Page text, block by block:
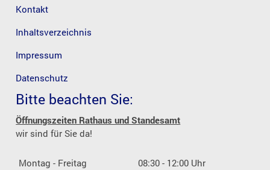
Kontakt
Inhaltsverzeichnis
Impressum
Datenschutz
Bitte beachten Sie:
Öffnungszeiten Rathaus und Standesamt
wir sind für Sie da!
Montag - Freitag
08:30 - 12:00 Uhr